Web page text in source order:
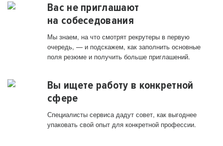
Вас не приглашают
на собеседования
Мы знаем, на что смотрят рекрутеры в первую
очередь, — и подскажем, как заполнить основные
поля резюме и получить больше приглашений.
Вы ищете работу в конкретной
сфере
Специалисты сервиса дадут совет, как выгоднее
упаковать свой опыт для конкретной профессии.